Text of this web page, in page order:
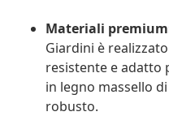
Materiali
Giardini è
resistente e adatto
in legno massello
robusto.